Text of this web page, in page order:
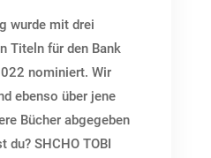
wurde mit drei
Titeln für den Bank
nominiert. Wir
ebenso über jene
Bücher abgegeben
du? SHCHO TOBI